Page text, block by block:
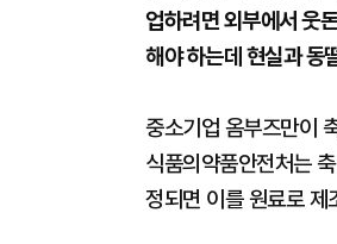
업하려면 외부에서 웃
해야 하는데 현실과 동
중소기업 옴부즈만이
식품의약품안전처는
정되면 이를 원료로 제